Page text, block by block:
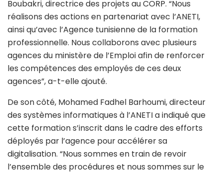
Boubakri, directrice des projets au CORP. “Nous
réalisons des actions en partenariat avec l’ANETI,
ainsi qu’avec l’Agence tunisienne de la formation
professionnelle. Nous collaborons avec plusieurs
agences du ministère de l’Emploi afin de renforcer
les compétences des employés de ces deux
agences”, a-t-elle ajouté.
De son côté, Mohamed Fadhel Barhoumi, directeur
des systèmes informatiques à l’ANETI a indiqué que
cette formation s’inscrit dans le cadre des efforts
déployés par l’agence pour accélérer sa
digitalisation. “Nous sommes en train de revoir
l’ensemble des procédures et nous sommes sur le